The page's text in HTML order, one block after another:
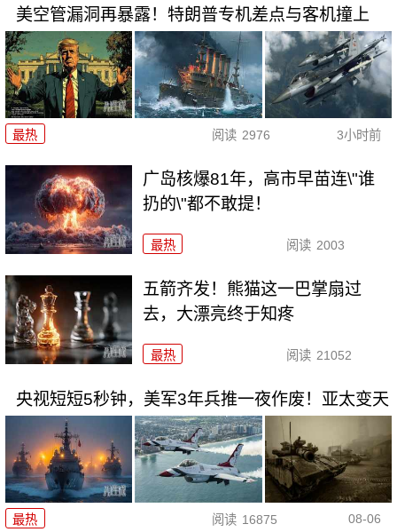
美空管漏洞再暴露！特朗普专机差点与客机撞上
最热 阅读 2976 3小时前
广岛核爆81年，高市早苗连\"谁
扔的\"都不敢提！
最热 阅读 2003
五箭齐发！熊猫这一巴掌扇过
去，大漂亮终于知疼
最热 阅读 21052
央视短短5秒钟，美军3年兵推一夜作废！亚太变天
最热 阅读 16875 08-06